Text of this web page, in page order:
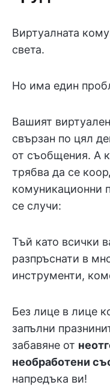
Виртуалната
света.
Но има един
Вашият
свързан по цял
от съобщения. А
трябва да се
комуникационни
се случи:
Тъй като всички
разпръснати в
инструменти,
Без лице в лице
запълни
забавяне от
необработени
напредъка ви!